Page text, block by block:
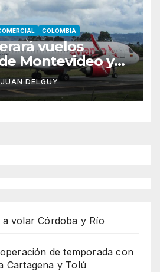
COLOMBIA
vuelos
Montevideo y
Bogotá
JUAN DELGUY
volar Córdoba y Río
de temporada con
Cartagena y Tolú